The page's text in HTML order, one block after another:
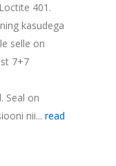
401.
kasudega
selle on
7+7
Seal on
nii... read